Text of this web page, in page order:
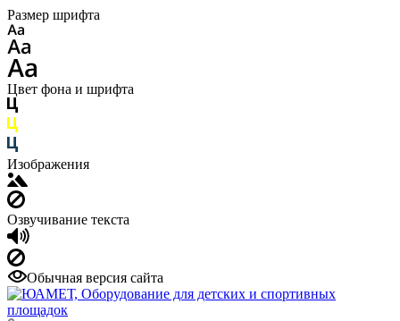
Размер шрифта
Цвет фона и шрифта
Изображения
Озвучивание текста
Обычная версия сайта